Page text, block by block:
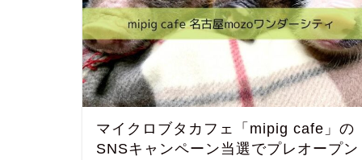
マイクロブタカフェ「mipig cafe」の
SNSキャンペーン当選でプレオープン